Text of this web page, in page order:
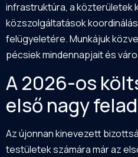
infrastruktúra, a közterületek
közszolgáltatások
felügyeletére. Munkájuk
pécsiek mindennapjait és
A 2026-os
első nagy
Az újonnan kinevezett
testületek számára már az